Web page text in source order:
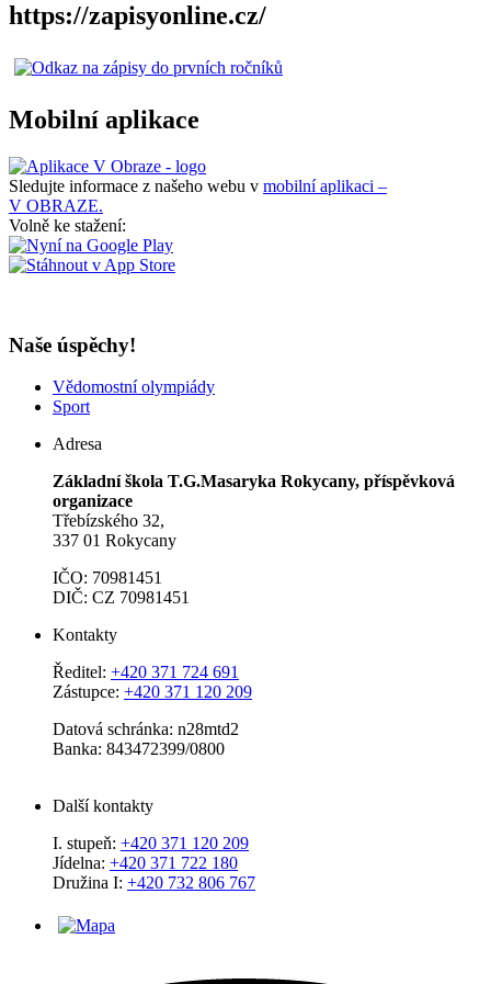
https://zapisyonline.cz/
Mobilní aplikace
Sledujte informace z našeho webu v mobilní aplikaci –
V OBRAZE.
Volně ke stažení:
Naše úspěchy!
Vědomostní olympiády
Sport
Adresa
Základní škola T.G.Masaryka Rokycany, příspěvková
organizace
Třebízského 32,
337 01 Rokycany
IČO: 70981451
DIČ: CZ 70981451
Kontakty
Ředitel: +420 371 724 691
Zástupce: +420 371 120 209
Datová schránka: n28mtd2
Banka: 843472399/0800
Další kontakty
I. stupeň: +420 371 120 209
Jídelna: +420 371 722 180
Družina I: +420 732 806 767